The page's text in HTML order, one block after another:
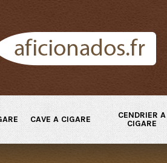
CAVE A CIGARE
CENDRIER A
CIGARE